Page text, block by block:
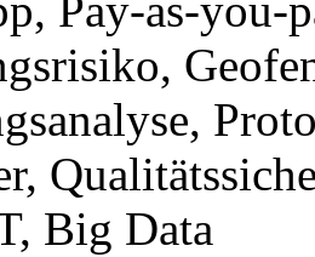
Pay-as-you-
Big Data